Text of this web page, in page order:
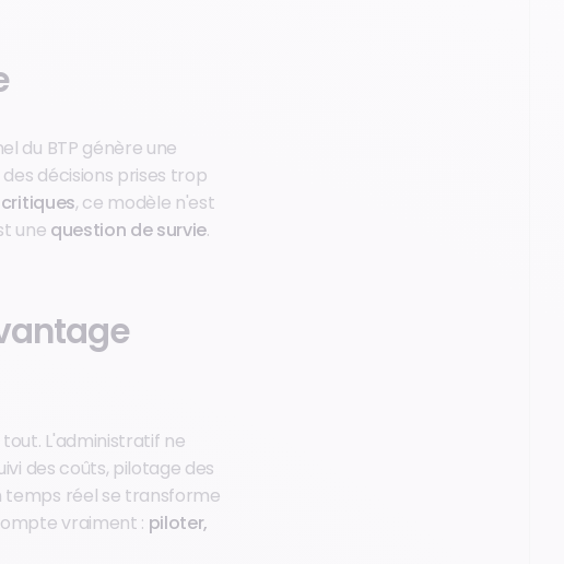
du BTP génère une
décisions prises trop
, ce modèle n'est
une question de survie.
L'administratif ne
des coûts, pilotage des
temps réel se transforme
vraiment : piloter,